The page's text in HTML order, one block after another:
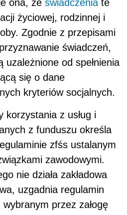
ona, że świadczenia te
życiowej, rodzinnej i
Zgodnie z przepisami
świadczeń,
uzależnione od spełnienia
się o dane
kryteriów socjalnych.
korzystania z usług i
z funduszu określa
zfśs ustalanym
zawodowymi.
nie działa zakładowa
uzgadnia regulamin
przez załogę